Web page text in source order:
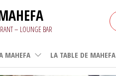
– LOUNGE BAR
MAHEFA LA TABLE DE MAHEFA